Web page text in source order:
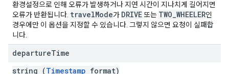
환경설정으로 인해 오류가 발생하거나 지연 시간이 지나치게 길어지면
오류가 반환됩니다. travelMode가 DRIVE 또는 TWO_WHEELER인
경우에만 이 옵션을 지정할 수 있습니다. 그렇지 않으면 요청이 실패합
니다.
departureTime
string (Timestamp format)